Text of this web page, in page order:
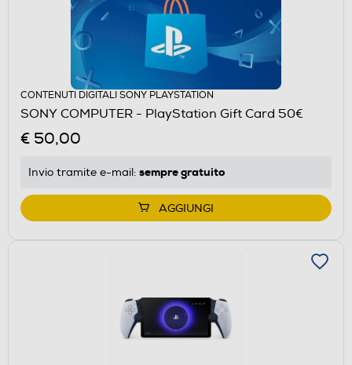
CONTENUTI DIGITALI SONY PLAYSTATION
SONY COMPUTER - PlayStation Gift Card 50€
€ 50,00
Invio tramite e-mail: sempre gratuito
AGGIUNGI